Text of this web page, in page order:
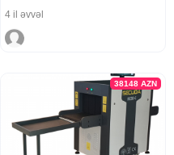
4 il əvvəl
38148 AZN